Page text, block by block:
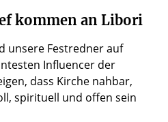
kommen an Libori
unsere Festredner auf
Influencer der
dass Kirche nahbar,
spirituell und offen sein